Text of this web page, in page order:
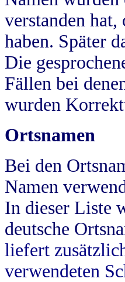
verstanden hat,
haben. Später
Die
Fällen bei
wurden
Ortsnamen
Bei den
Namen
In dieser Liste
deutsche
liefert
verwendeten